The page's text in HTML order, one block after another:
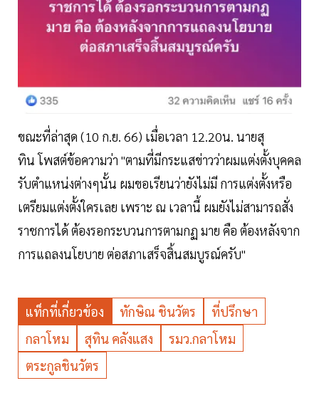
ขณะที่ล่าสุด (10 ก.ย. 66) เมื่อเวลา 12.20น. นายสุ
ทิน โพสต์ข้อความว่า "ตามที่มีกระแสข่าวว่าผมแต่งตั้งบุคคล
รับตำแหน่งต่างๆนั้น ผมขอเรียนว่ายังไม่มี การแต่งตั้งหรือ
เตรียมแต่งตั้งใครเลย เพราะ ณ เวลานี้ ผมยังไม่สามารถสั่ง
ราชการได้ ต้องรอกระบวนการตามกฏ มาย คือ ต้องหลังจาก
การแถลงนโยบาย ต่อสภาเสร็จสิ้นสมบูรณ์ครับ"
แท็กที่เกี่ยวข้อง ทักษิณ ชินวัตร
ที่ปรึกษา
กลาโหม
สุทิน คลังแสง
รมว.กลาโหม
ตระกูลชินวัตร